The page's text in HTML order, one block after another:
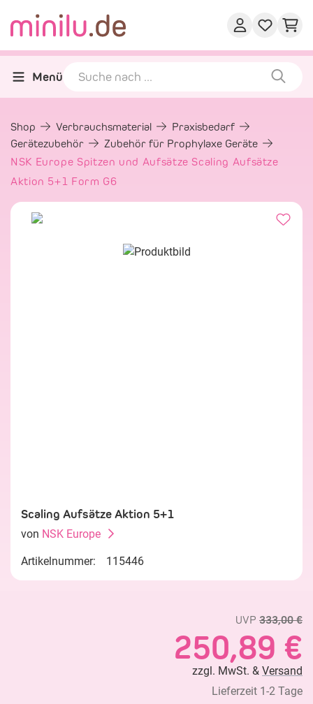
Menü
Shop Verbrauchsmaterial
Praxisbedarf
Gerätezubehör
Zubehör für Prophylaxe Geräte
NSK Europe Spitzen und Aufsätze Scaling Aufsätze
Aktion 5+1 Form G6
Scaling Aufsätze Aktion 5+1
von NSK Europe
Artikelnummer: 115446
UVP 333,00 €
250,89 €
zzgl. MwSt. & Versand
Lieferzeit 1-2 Tage